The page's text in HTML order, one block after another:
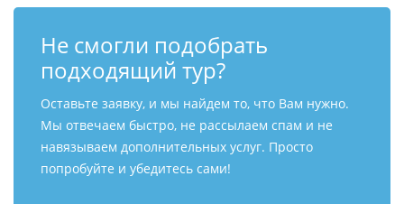
Не смогли подобрать
подходящий тур?
Оставьте заявку, и мы найдем то, что Вам нужно.
Мы отвечаем быстро, не рассылаем спам и не
навязываем дополнительных услуг. Просто
попробуйте и убедитесь сами!